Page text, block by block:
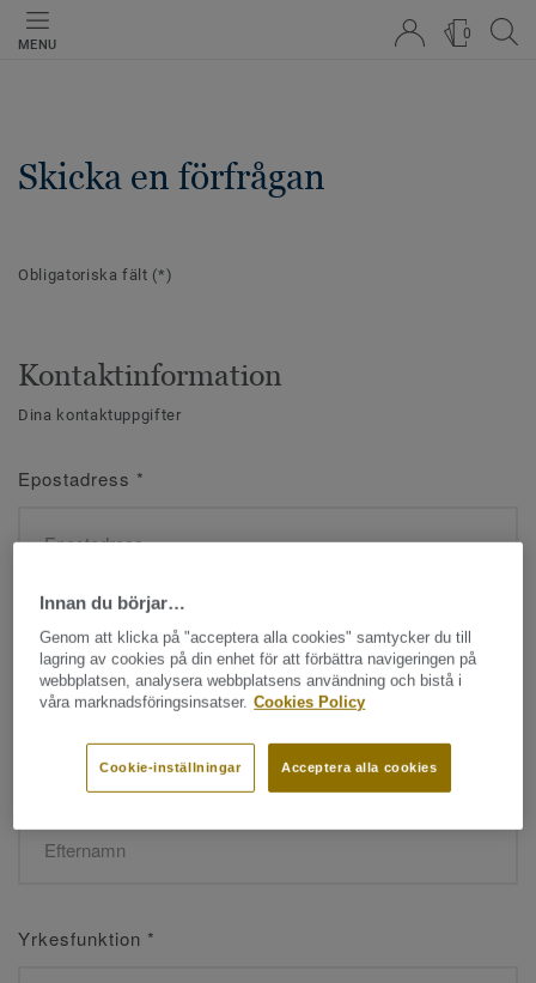
MENU
0
Skicka en förfrågan
Obligatoriska fält (*)
Kontaktinformation
Dina kontaktuppgifter
Epostadress *
Namn*
Efternamn*
Yrkesfunktion *
Innan du börjar…
Genom att klicka på "acceptera alla cookies" samtycker du till
lagring av cookies på din enhet för att förbättra navigeringen på
webbplatsen, analysera webbplatsens användning och bistå i
våra marknadsföringsinsatser. Cookies Policy
Acceptera alla cookies
Cookie-inställningar